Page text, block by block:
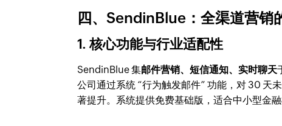
四、SendinBlue：全渠道营销
1. 核心功能与行业适配性
SendinBlue 集邮件营销、短信通知、实时聊天
公司通过系统 “行为触发邮件” 功能，对 30 天
著提升。系统提供免费基础版，适合中小型金融